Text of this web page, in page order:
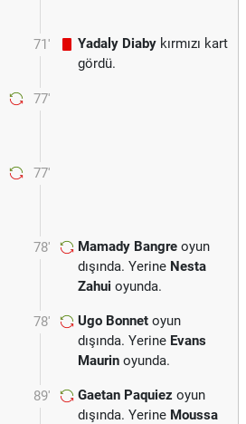
71' Yadaly Diaby kırmızı kart
gördü.
77'
77'
78' Mamady Bangre oyun
dışında. Yerine Nesta
Zahui oyunda.
78' Ugo Bonnet oyun
dışında. Yerine Evans
Maurin oyunda.
89' Gaetan Paquiez oyun
dışında. Yerine Moussa